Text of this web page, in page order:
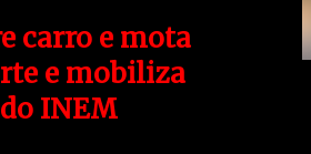
carro e mota
e mobiliza
INEM